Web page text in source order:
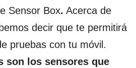
Sensor Box. Acerca de
decir que te permitirá
pruebas con tu móvil.
son los sensores que